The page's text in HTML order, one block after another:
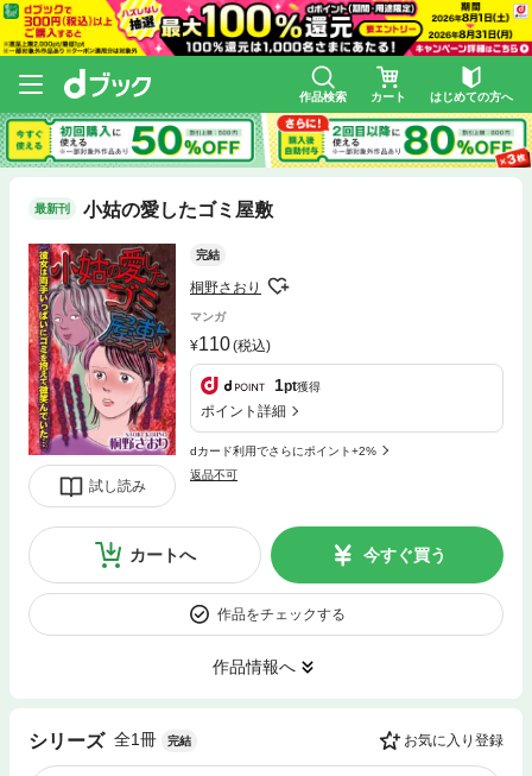
作品検索 カート はじめての方へ
最新刊 小姑の愛したゴミ屋敷
試し読み
完結
桐野さおり
マンガ
110(税込)
1pt獲得
ポイント詳細
dカード利用でさらにポイント+2%
返品不可
カートへ 今すぐ買う
作品をチェックする
作品情報へ
シリーズ 全1冊 完結 お気に入り登録